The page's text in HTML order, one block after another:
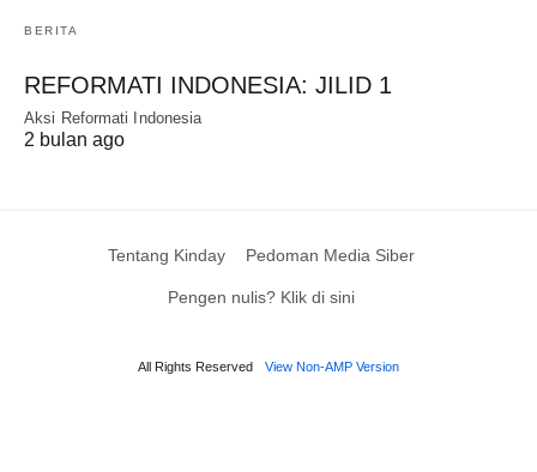
BERITA
REFORMATI INDONESIA: JILID 1
Aksi Reformati Indonesia
2 bulan ago
Tentang Kinday Pedoman Media Siber
Pengen nulis? Klik di sini
All Rights Reserved View Non-AMP Version